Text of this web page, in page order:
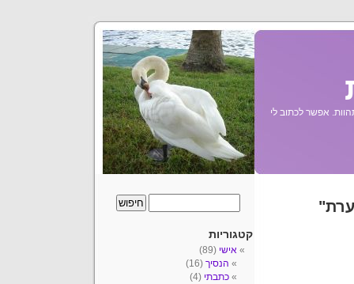
אפשר לכתוב לי
קטגוריות
אישי (89)
הנסיך (16)
כתבתי (4)